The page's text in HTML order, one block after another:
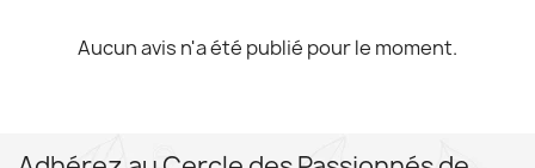
Aucun avis n'a été publié pour le moment.